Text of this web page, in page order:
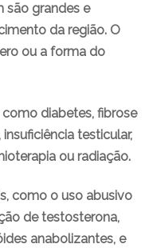
são grandes e
da região. O
ou a forma do
diabetes, fibrose
testicular,
ou radiação.
como o uso abusivo
de testosterona,
anabolizantes, e